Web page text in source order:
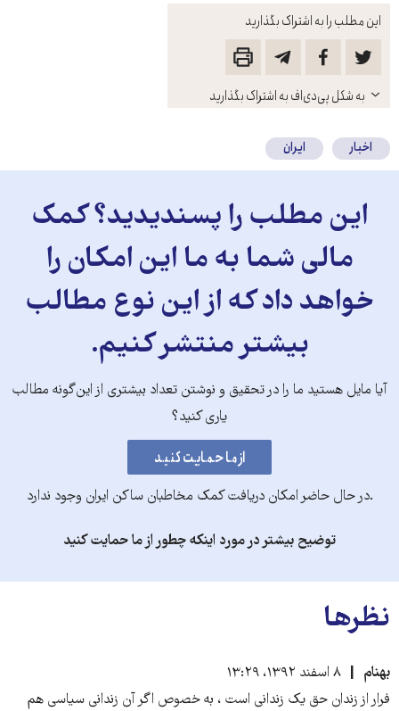
این مطلب را به اشتراک بگذارید
باز
کنید
به شکل پی‌دی‌اف به اشتراک بگذارید
اخبار ایران
این مطلب را پسندیدید؟ کمک
مالی شما به ما این امکان را
خواهد داد که از این نوع مطالب
بیشتر منتشر کنیم.
آیا مایل هستید ما را در تحقیق و نوشتن تعداد بیشتری از این‌گونه مطالب
یاری کنید؟
.در حال حاضر امکان دریافت کمک مخاطبان ساکن ایران وجود ندارد
توضیح بیشتر در مورد اینکه چطور از ما حمایت کنید
نظرها
بهنام
۸ اسفند ۱۳۹۲، ۱۳:۲۹
فرار از زندان حق یک زندانی است ، به خصوص اگر آن زندانی سیاسی هم